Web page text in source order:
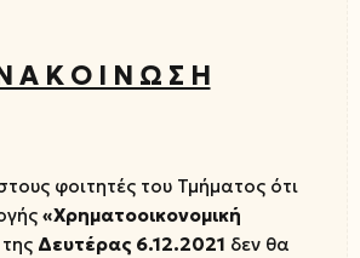
Α Κ Ο Ι Ν Ω Σ Η
φοιτητές του Τμήματος ότι
«Χρηματοοικονομική
της Δευτέρας 6.12.2021 δεν θα